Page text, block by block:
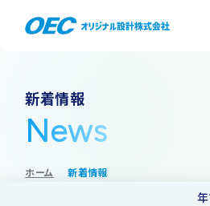
企業情報
会社概要
代表挨拶
事業紹介
事業一覧
IR情報
新着情報
News
ホーム 新着情報